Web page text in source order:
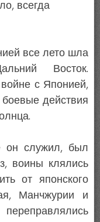
всегда
все лето шла
Восток.
с Японией,
действия
служил, был
воины клялись
от японского
Манчжурии и